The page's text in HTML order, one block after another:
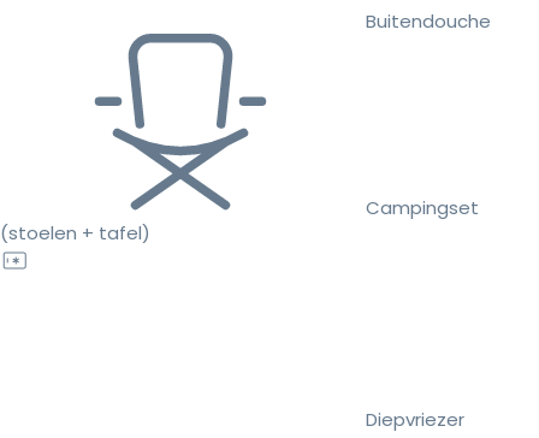
Buitendouche
Campingset
(stoelen + tafel)
Diepvriezer